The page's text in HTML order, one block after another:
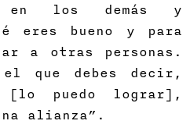
en los demás y
eres bueno y para
a otras personas.
que debes decir,
[lo puedo lograr],
alianza”.